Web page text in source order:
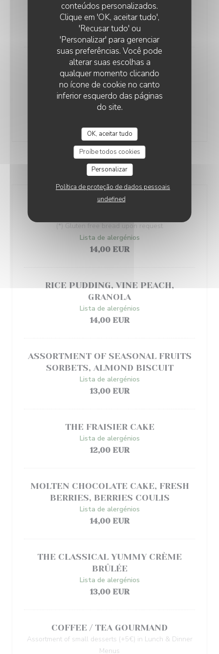
conteúdos personalizados.
Clique em 'OK, aceitar tudo',
'Recusar tudo' ou
'Personalizar' para gerenciar
suas preferências. Você pode
alterar suas escolhas a
qualquer momento clicando
no ícone de cookie no canto
inferior esquerdo das páginas
do site.
OK, aceitar tudo
Proíbe todos cookies
Personalizar
Política de proteção de dados pessoais
undefined
POTATOES
Lista de alergénios
26,00 EUR
THE TRADITIONNAL BŒUF
BOURGUIGNON
Beef stewed in red wine sauce, served in iron cast
cocotte
Lista de alergénios
CHEESES & DESSERTS
ASSORTMENT OF 3 MATURED COW
(*) Gluten free bread upon request
Lista de alergénios
14,00 EUR
RICE PUDDING, VINE PEACH,
GRANOLA
Lista de alergénios
14,00 EUR
ASSORTMENT OF SEASONAL FRUITS
SORBETS, ALMOND BISCUIT
Lista de alergénios
13,00 EUR
THE FRAISIER CAKE
Lista de alergénios
12,00 EUR
MOLTEN CHOCOLATE CAKE, FRESH
BERRIES, BERRIES COULIS
Lista de alergénios
14,00 EUR
THE CLASSICAL YUMMY CRÈME
BRÛLÉE
Lista de alergénios
13,00 EUR
COFFEE / TEA GOURMAND
Assortment of small desserts (+5€) in Lunch & Dinner
Menus